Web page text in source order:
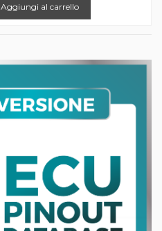
Aggiungi al carrello